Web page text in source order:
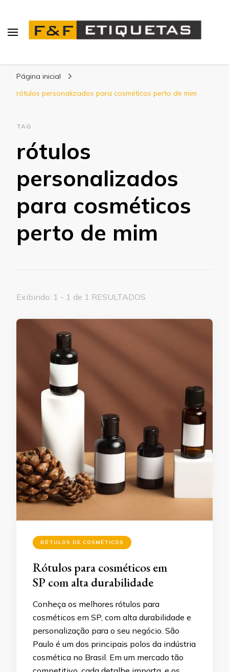
Página inicial
rótulos personalizados para cosméticos perto de mim
TAG
rótulos
personalizados
para cosméticos
perto de mim
Exibindo: 1 - 1 de 1 RESULTADOS
RÓTULOS DE COSMÉTICOS
Rótulos para cosméticos em
SP com alta durabilidade
Conheça os melhores rótulos para
cosméticos em SP, com alta durabilidade e
personalização para o seu negócio. São
Paulo é um dos principais polos da indústria
cosmética no Brasil. Em um mercado tão